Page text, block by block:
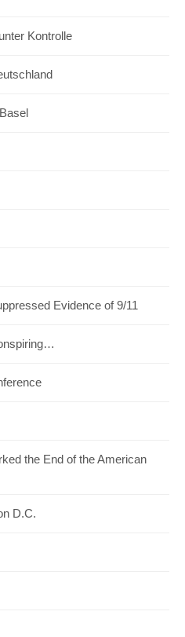
Kontrolle
Evidence of 9/11
the End of the American
D.C.